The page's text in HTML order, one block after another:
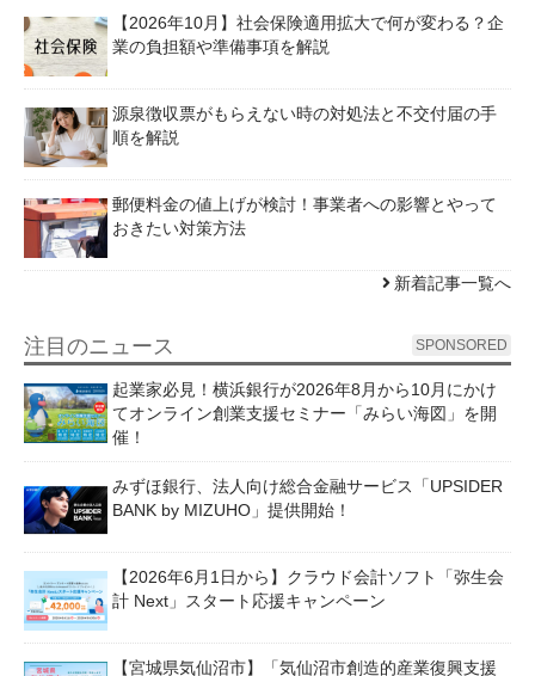
【2026年10月】社会保険適用拡大で何が変わる？企
業の負担額や準備事項を解説
源泉徴収票がもらえない時の対処法と不交付届の手
順を解説
郵便料金の値上げが検討！事業者への影響とやって
おきたい対策方法
新着記事一覧へ
注目のニュース SPONSORED
起業家必見！横浜銀行が2026年8月から10月にかけ
てオンライン創業支援セミナー「みらい海図」を開
催！
みずほ銀行、法人向け総合金融サービス「UPSIDER
BANK by MIZUHO」提供開始！
【2026年6月1日から】クラウド会計ソフト「弥生会
計 Next」スタート応援キャンペーン
【宮城県気仙沼市】「気仙沼市創造的産業復興支援